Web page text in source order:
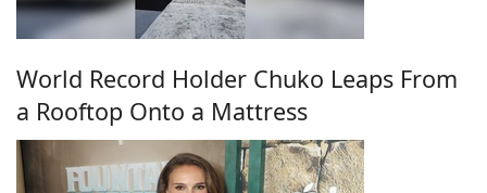
World Record Holder Chuko Leaps From
a Rooftop Onto a Mattress